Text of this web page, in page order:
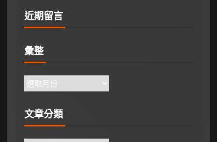
近期留言
彙整
文章分類